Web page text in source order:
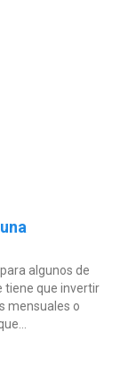
algunos de
tiene que invertir
mensuales o